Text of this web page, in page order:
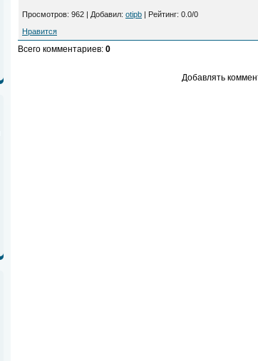
Просмотров: 962 | Добавил: otipb | Рейтинг: 0.0/0
Нравится
Всего комментариев: 0
Добавлять